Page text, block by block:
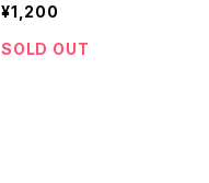
¥1,200
SOLD OUT